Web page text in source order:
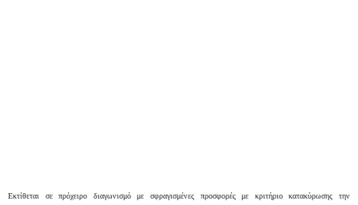
Εκτίθεται σε πρόχειρο διαγωνισμό με σφραγισμένες προσφορές με κριτήριο κατακύρωσης την